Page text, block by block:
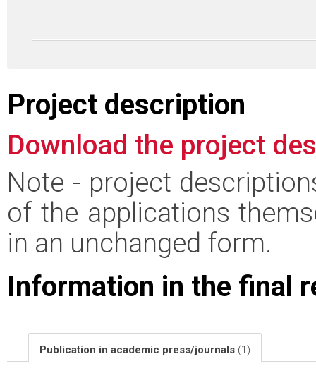
Project description
Download the project
Note - project
of the applications
in an unchanged form.
Information in the final
Publication in academic press/journals (1)